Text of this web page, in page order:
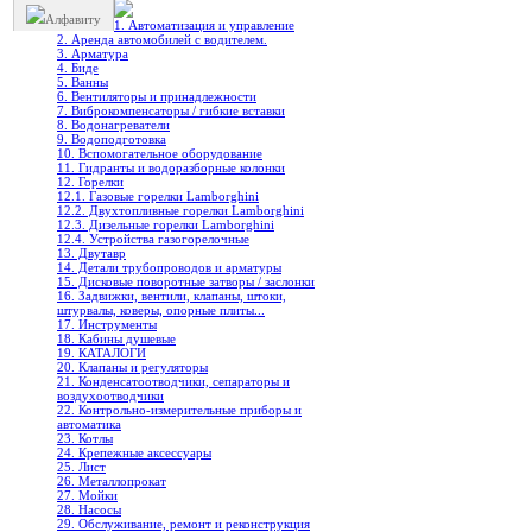
Алфавиту
1. Автоматизация и управление
2. Аренда автомобилей с водителем.
3. Арматура
4. Биде
5. Ванны
6. Вентиляторы и принадлежности
7. Виброкомпенсаторы / гибкие вставки
8. Водонагреватели
9. Водоподготовка
10. Вспомогательное оборудование
11. Гидранты и водоразборные колонки
12. Горелки
12.1. Газовые горелки Lamborghini
12.2. Двухтопливные горелки Lamborghini
12.3. Дизельные горелки Lamborghini
12.4. Устройства газогорелочные
13. Двутавр
14. Детали трубопроводов и арматуры
15. Дисковые поворотные затворы / заслонки
16. Задвижки, вентили, клапаны, штоки,
штурвалы, коверы, опорные плиты...
17. Инструменты
18. Кабины душевые
19. КАТАЛОГИ
20. Клапаны и регуляторы
21. Конденсатоотводчики, сепараторы и
воздухоотводчики
22. Контрольно-измерительные приборы и
автоматика
23. Котлы
24. Крепежные аксессуары
25. Лист
26. Металлопрокат
27. Мойки
28. Насосы
29. Обслуживание, ремонт и реконструкция